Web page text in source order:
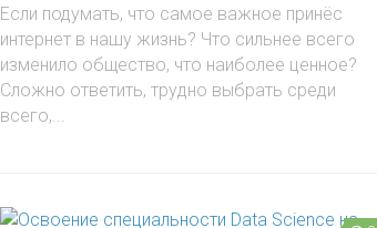
Если подумать, что самое важное принёс
интернет в нашу жизнь? Что сильнее всего
изменило общество, что наиболее ценное?
Сложно ответить, трудно выбрать среди
всего,...